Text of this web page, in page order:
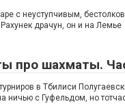
с неуступчивым,
драчун, он и на Лемье
про шахматы.
в Тбилиси
ничью с Гуфельдом, но